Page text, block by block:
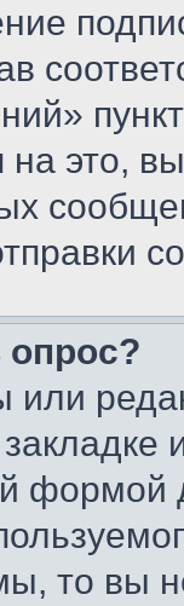
это,
опрос?
или
формой
то вы